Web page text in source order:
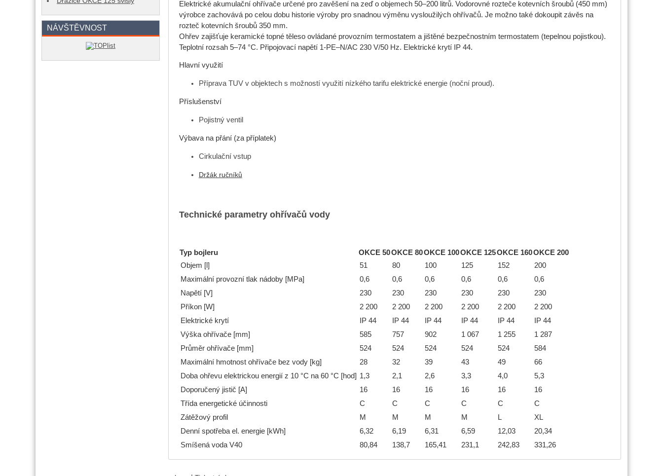
Elektrické akumulační ohřívače určené pro zavěšení na zeď o objemech 50–200 litrů. Vodorovné rozteče kotevních šroubů (450 mm)
výrobce zachovává po celou dobu historie výroby pro snadnou výměnu vysloužilých ohřívačů. Je možno také dokoupit závěs na
rozteč kotevních šroubů 350 mm.
Ohřev zajišťuje keramické topné těleso ovládané provozním termostatem a jištěné bezpečnostním termostatem (tepelnou pojistkou).
Teplotní rozsah 5–74 °C. Připojovací napětí 1-PE–N/AC 230 V/50 Hz. Elektrické krytí IP 44.
Hlavní využití
Příprava TUV v objektech s možností využití nízkého tarifu elektrické energie (noční proud).
Příslušenství
Pojistný ventil
Výbava na přání (za příplatek)
Cirkulační vstup
Držák ručníků
Technické parametry ohřívačů vody
Typ bojleru OKCE 50OKCE 80OKCE 100OKCE 125OKCE 160OKCE 200
Objem [l]
51 80 100 125 152
200
Maximální provozní tlak nádoby [MPa]
0,6 0,6 0,6 0,6 0,6
0,6
Napětí [V]
230 230 230 230 230
230
Příkon [W]
2 200 2 200 2 200 2 200 2 200
2 200
Elektrické krytí
IP 44 IP 44 IP 44 IP 44 IP 44
IP 44
Výška ohřívače [mm]
585 757 902 1 067 1 255
1 287
Průměr ohřívače [mm]
524 524 524 524 524
584
Maximální hmotnost ohřívače bez vody [kg]
28 32 39 43 49
66
Doba ohřevu elektrickou energií z 10 °C na 60 °C [hod] 1,3 2,1 2,6 3,3 4,0
5,3
Doporučený jistič [A]
16 16 16 16 16
16
Třída energetické účinnosti
C C C C C
C
Zátěžový profil
M M M M L
XL
Denní spotřeba el. energie [kWh]
6,32 6,19 6,31 6,59 12,03
20,34
Smíšená voda V40
80,84 138,7 165,41 231,1 242,83 331,26
NÁVŠTĚVNOST